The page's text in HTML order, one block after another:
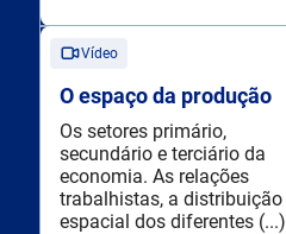
Vídeo
O espaço da produção
Os setores primário,
secundário e terciário da
economia. As relações
trabalhistas, a distribuição
espacial dos diferentes (...)